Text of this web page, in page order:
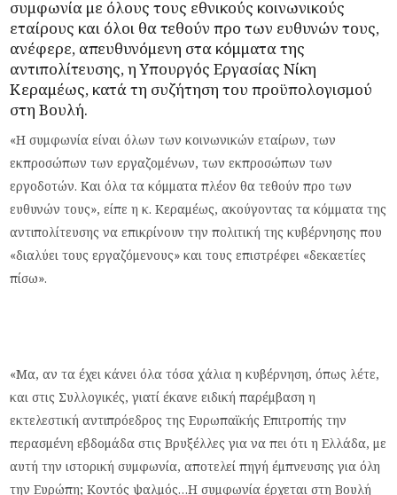
συμφωνία με όλους τους εθνικούς κοινωνικούς
εταίρους και όλοι θα τεθούν προ των ευθυνών τους,
ανέφερε, απευθυνόμενη στα κόμματα της
αντιπολίτευσης, η Yπουργός ΕργασίαςΝίκη
Κεραμέως, κατά τη συζήτηση του προϋπολογισμού
στη Βουλή.
«Η συμφωνία είναι όλων των κοινωνικών εταίρων, των
εκπροσώπων των εργαζομένων, των εκπροσώπων των
εργοδοτών. Και όλα τα κόμματα πλέον θα τεθούν προ των
ευθυνών τους», είπε η κ. Κεραμέως, ακούγοντας τα κόμματα της
αντιπολίτευσης να επικρίνουν την πολιτική της κυβέρνησης που
«διαλύει τους εργαζόμενους» και τους επιστρέφει «δεκαετίες
πίσω».
«Μα, αν τα έχει κάνει όλα τόσα χάλια η κυβέρνηση, όπως λέτε,
και στις Συλλογικές, γιατί έκανε ειδική παρέμβαση η
εκτελεστική αντιπρόεδρος της Ευρωπαϊκής Επιτροπής την
περασμένη εβδομάδα στις Βρυξέλλες για να πει ότι η Ελλάδα, με
αυτή την ιστορική συμφωνία, αποτελεί πηγή έμπνευσης για όλη
την Ευρώπη; Κοντός ψαλμός…Η συμφωνία έρχεται στη Βουλή